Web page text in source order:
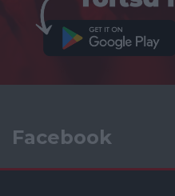
Facebook